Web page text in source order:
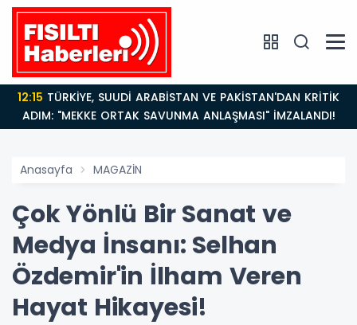
14:21BAKAN GÜRLEK’TEN TİGAD ÇALIŞTAYINDA Çarpıcı
AÇIKLAMALAR: "Pazar Günü Yeni Bir Aydınlığa
Uyanacağız"
Anasayfa MAGAZİN
Çok Yönlü Bir Sanat ve
Medya İnsanı: Selhan
Özdemir'in İlham Veren
Hayat Hikayesi!